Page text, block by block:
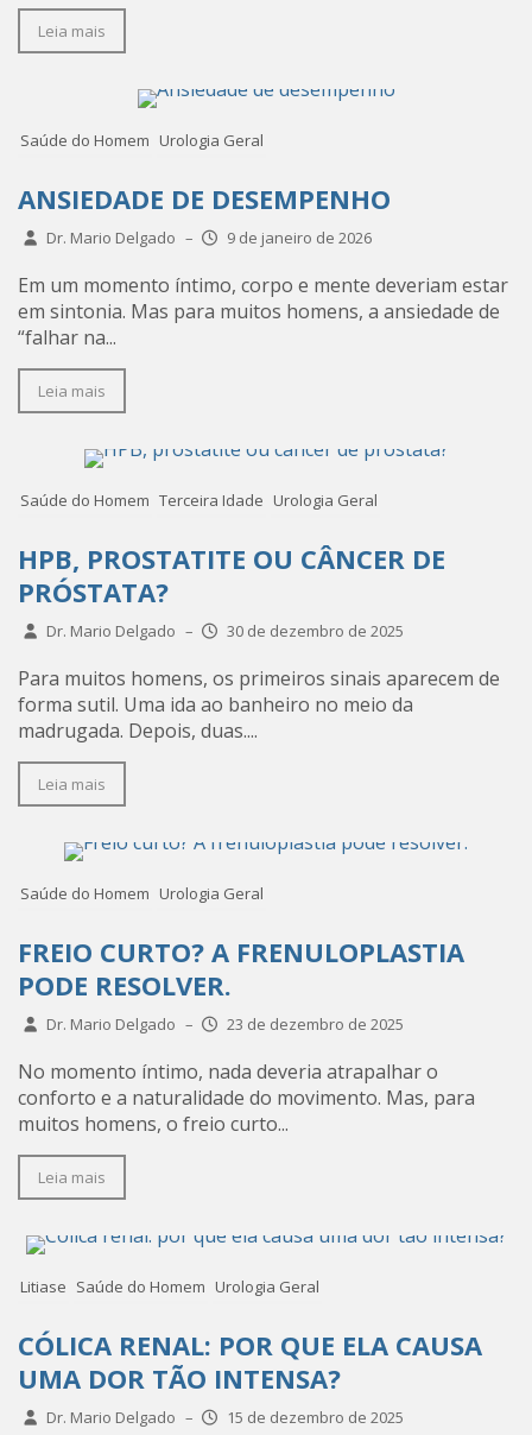
Leia mais
Saúde do Homem Urologia Geral
ANSIEDADE DE DESEMPENHO
Dr. Mario Delgado – 9 de janeiro de 2026
Em um momento íntimo, corpo e mente deveriam estar
em sintonia. Mas para muitos homens, a ansiedade de
“falhar na...
Leia mais
Saúde do Homem Terceira Idade Urologia Geral
HPB, PROSTATITE OU CÂNCER DE
PRÓSTATA?
Dr. Mario Delgado – 30 de dezembro de 2025
Para muitos homens, os primeiros sinais aparecem de
forma sutil. Uma ida ao banheiro no meio da
madrugada. Depois, duas....
Leia mais
Saúde do Homem Urologia Geral
FREIO CURTO? A FRENULOPLASTIA
PODE RESOLVER.
Dr. Mario Delgado – 23 de dezembro de 2025
No momento íntimo, nada deveria atrapalhar o
conforto e a naturalidade do movimento. Mas, para
muitos homens, o freio curto...
Leia mais
Litiase Saúde do Homem Urologia Geral
CÓLICA RENAL: POR QUE ELA CAUSA
UMA DOR TÃO INTENSA?
Dr. Mario Delgado – 15 de dezembro de 2025